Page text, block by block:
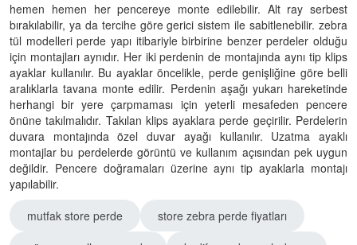
hemen hemen her pencereye monte edilebilir. Alt ray serbest
bırakılabilir, ya da tercihe göre gerici sistem ile sabitlenebilir. zebra
tül modelleri perde yapı itibariyle birbirine benzer perdeler olduğu
için montajları aynıdır. Her iki perdenin de montajında aynı tip klips
ayaklar kullanılır. Bu ayaklar öncelikle, perde genişliğine göre belli
aralıklarla tavana monte edilir. Perdenin aşağı yukarı hareketinde
herhangi bir yere çarpmaması için yeterli mesafeden pencere
önüne takılmalıdır. Takılan klips ayaklara perde geçirilir. Perdelerin
duvara montajında özel duvar ayağı kullanılır. Uzatma ayaklı
montajlar bu perdelerde görüntü ve kullanım açısından pek uygun
değildir. Pencere doğramaları üzerine aynı tip ayaklarla montajı
yapılabilir.
mutfak store perde
store zebra perde fiyatları